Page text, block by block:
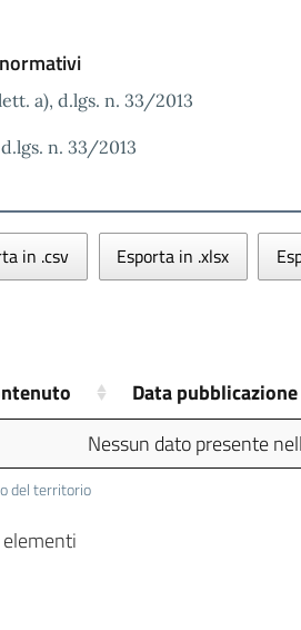
a), d.lgs. n. 33/2013
n. 33/2013
in .csv Esporta in .xlsx
del territorio
Data pubblicazione
Nessun dato presente